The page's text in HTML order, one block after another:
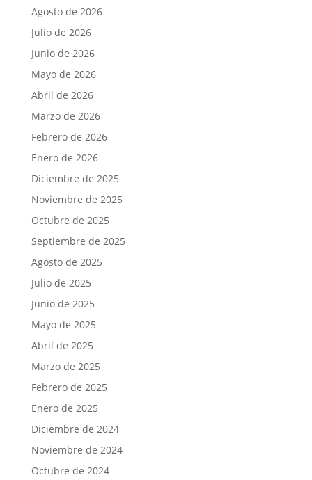
Agosto de 2026
Julio de 2026
Junio de 2026
Mayo de 2026
Abril de 2026
Marzo de 2026
Febrero de 2026
Enero de 2026
Diciembre de 2025
Noviembre de 2025
Octubre de 2025
Septiembre de 2025
Agosto de 2025
Julio de 2025
Junio de 2025
Mayo de 2025
Abril de 2025
Marzo de 2025
Febrero de 2025
Enero de 2025
Diciembre de 2024
Noviembre de 2024
Octubre de 2024